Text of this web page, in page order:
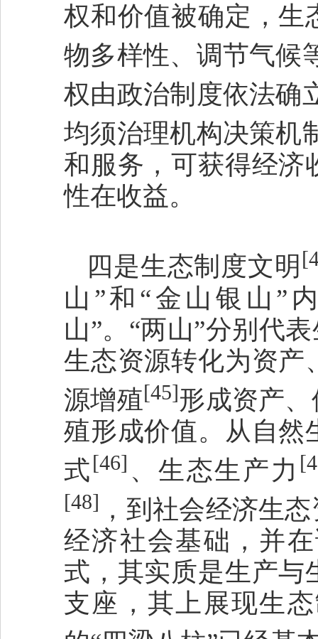
权和价值被确定，生
物多样性、调节气候
权由政治制度依法确
均须治理机构决策机
和服务，可获得经济
性在收益。
四是生态制度文明
山”和“金山银山”
山”。“两山”分别代
生态资源转化为资产
源增殖[45]形成资产
殖形成价值。从自然
式[46] 、生态生产力
[48] ，到社会经济生
经济社会基础，并
式，其实质是生产与
支座，其上展现生